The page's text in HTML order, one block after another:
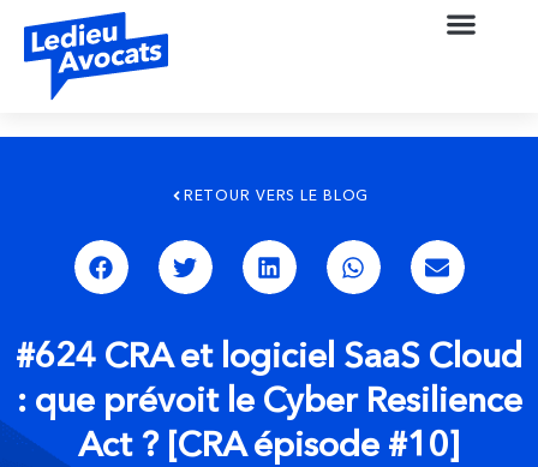
RETOUR VERS LE BLOG
#624 CRA et logiciel SaaS Cloud
: que prévoit le Cyber Resilience
Act ? [CRA épisode #10]